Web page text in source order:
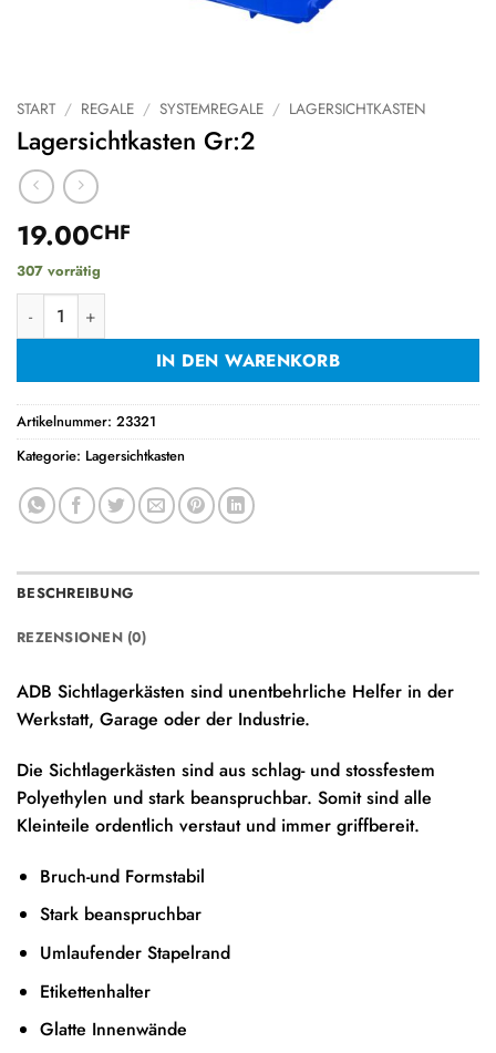
START / REGALE / SYSTEMREGALE / LAGERSICHTKASTEN
Lagersichtkasten Gr:2
19.00CHF
307 vorrätig
Lagersichtkasten Gr:2 Menge
IN DEN WARENKORB
Artikelnummer: 23321
Kategorie: Lagersichtkasten
BESCHREIBUNG
REZENSIONEN (0)
ADB Sichtlagerkästen sind unentbehrliche Helfer in der
Werkstatt, Garage oder der Industrie.
Die Sichtlagerkästen sind aus schlag- und stossfestem
Polyethylen und stark beanspruchbar. Somit sind alle
Kleinteile ordentlich verstaut und immer griffbereit.
Bruch-und Formstabil
Stark beanspruchbar
Umlaufender Stapelrand
Etikettenhalter
Glatte Innenwände